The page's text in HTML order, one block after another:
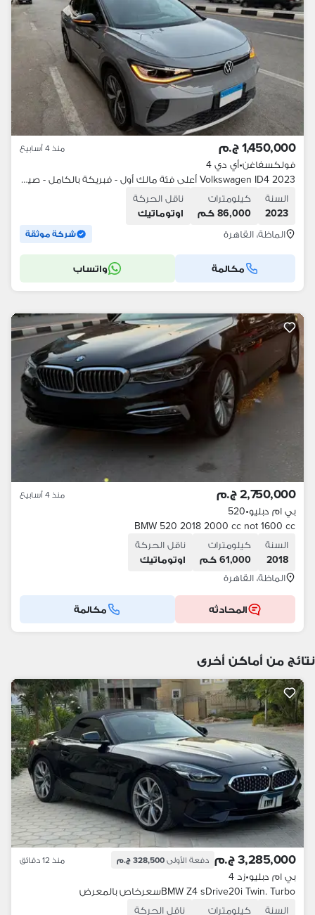
1,450,000 ج.م منذ 4 أسابيع
فولكسفاغن•أي دي 4
Volkswagen ID4 2023 أعلى فئة مالك أول - فبريكة بالكامل - صيانات توكيل
السنة
2023
كيلومترات
86,000 كم
ناقل الحركة
اوتوماتيك
الماظة، القاهرة
شركة موثقة
مكالمة واتساب
2,750,000 ج.م منذ 4 أسابيع
بي ام دبليو•
520
BMW 520 2018 2000 cc not 1600 cc
السنة
2018
كيلومترات
61,000 كم
ناقل الحركة
اوتوماتيك
الماظة، القاهرة
المحادثه مكالمة
نتائج من أماكن أخرى
3,285,000 ج.م دفعة الأولى 328,500 ج.م منذ 12 دقائق
بي ام دبليو•زد 4
BMW Z4 sDrive20i Twin. Turboسعرخاص بالمعرض
السنة
كيلومترات
ناقل الحركة